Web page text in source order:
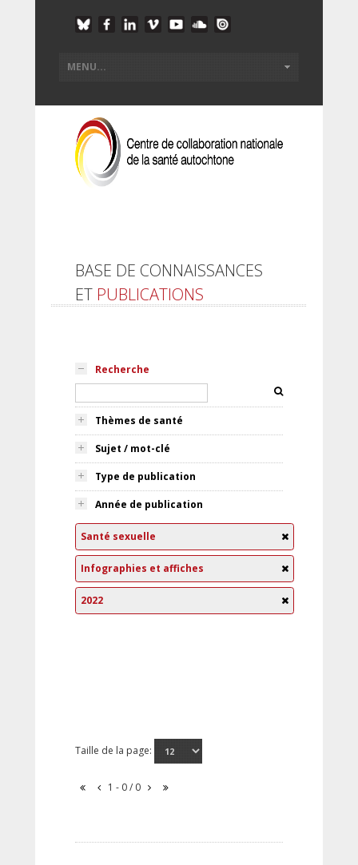
BASE DE CONNAISSANCES
ET PUBLICATIONS
Recherche
Thèmes de santé
Sujet / mot-clé
Type de publication
Année de publication
Santé sexuelle
Infographies et affiches
2022
Taille de la page:
1 - 0 / 0